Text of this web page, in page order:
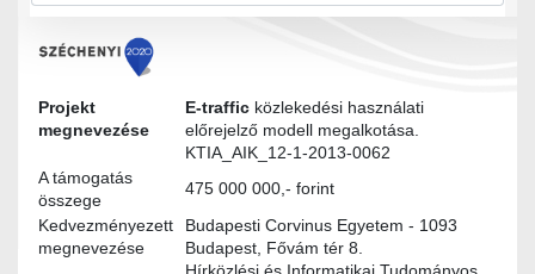
Projekt
megnevezése
E-traffic közlekedési használati
előrejelző modell megalkotása.
KTIA_AIK_12-1-2013-0062
A támogatás
összege
475 000 000,- forint
Kedvezményezett
megnevezése
Budapesti Corvinus Egyetem - 1093
Budapest, Fővám tér 8.